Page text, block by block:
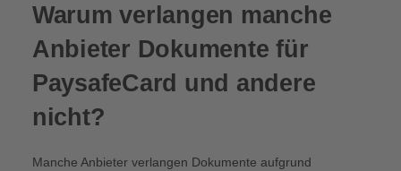
Warum verlangen manche
Anbieter Dokumente für
PaysafeCard und andere
nicht?
Manche Anbieter verlangen Dokumente aufgrund